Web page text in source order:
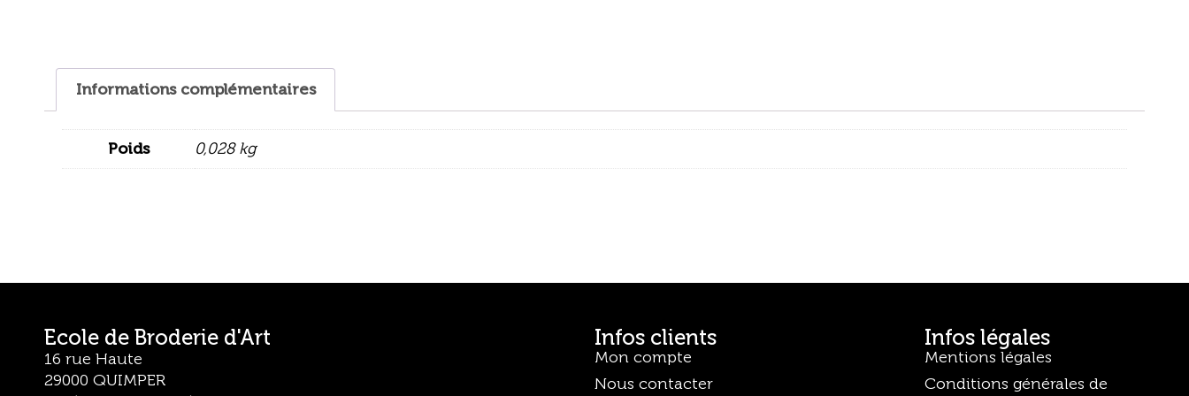
Informations complémentaires
Poids 0,028 kg
Ecole de Broderie d'Art
16 rue Haute
29000 QUIMPER
Infos clients
Mon compte
Nous contacter
Infos légales
Mentions légales
Conditions générales de